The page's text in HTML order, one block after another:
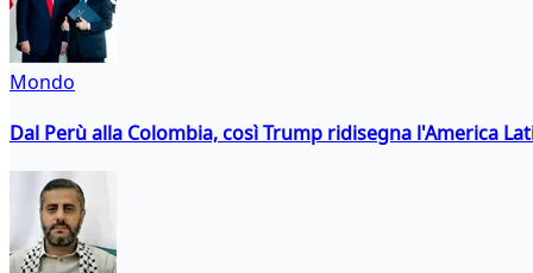
Mondo
Dal Perù alla Colombia, così Trump ridisegna l'America